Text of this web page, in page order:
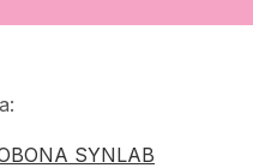
SYNLAB